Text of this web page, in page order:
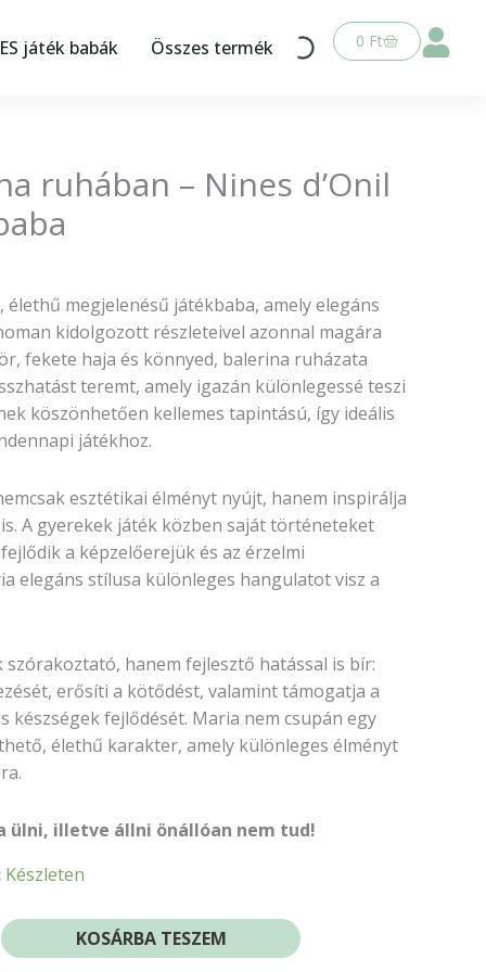
játék babák Összes termék 0 FtKosár
ruhában – Nines d’Onil
élethű megjelenésű játékbaba, amely elegáns
kidolgozott részleteivel azonnal magára
fekete haja és könnyed, balerina ruházata
teremt, amely igazán különlegessé teszi
köszönhetően kellemes tapintású, így ideális
játékhoz.
esztétikai élményt nyújt, hanem inspirálja
A gyerekek játék közben saját történeteket
a képzelőerejük és az érzelmi
elegáns stílusa különleges hangulatot visz a
szórakoztató, hanem fejlesztő hatással is bír:
erősíti a kötődést, valamint támogatja a
készségek fejlődését. Maria nem csupán egy
élethű karakter, amely különleges élményt
ülni, illetve állni önállóan nem tud!
Készleten
KOSÁRBA TESZEM